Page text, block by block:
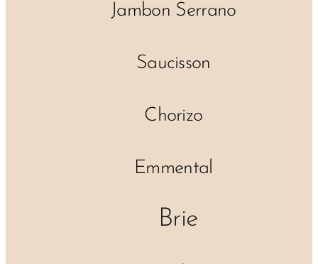
✔ Jambon Serrano
✔ Saucisson
✔ Chorizo
✔ Emmental
✔ Brie